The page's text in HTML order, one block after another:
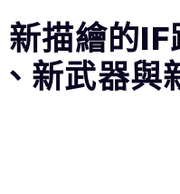
新描繪的
新武器與